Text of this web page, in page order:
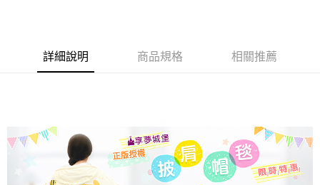
全家★依產品說明
每筆NT$60，滿NT$699(含以上)免運費
每筆NT$80，滿NT$699(含以上)免運費
詳細說明 商品規格 相關推薦